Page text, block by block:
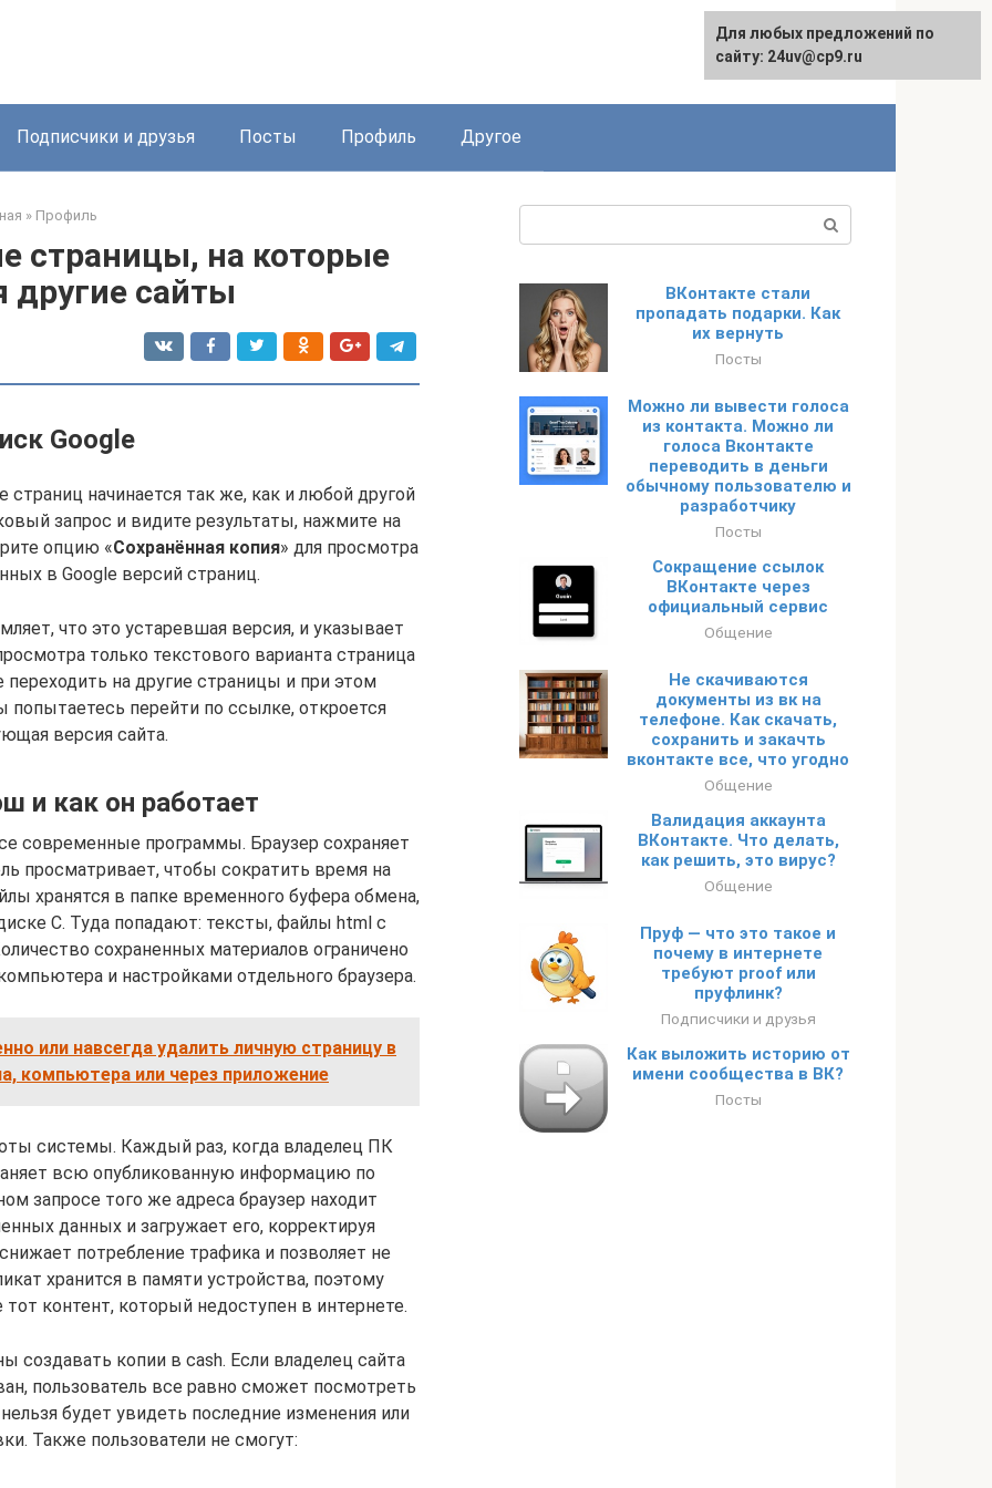
Подписчики и друзья Посты Профиль Другое
» Профиль
страницы, на которые
другие сайты
Google
начинается так же, как и любой другой
запрос и видите результаты, нажмите на
опцию «Сохранённая копия» для просмотра
в Google версий страниц.
что это устаревшая версия, и указывает
только текстового варианта страница
на другие страницы и при этом
перейти по ссылке, откроется
версия сайта.
и как он работает
современные программы. Браузер сохраняет
просматривает, чтобы сократить время на
хранятся в папке временного буфера обмена,
C. Туда попадают: тексты, файлы html с
сохраненных материалов ограничено
и настройками отдельного браузера.
или навсегда удалить личную страницу в
компьютера или через приложение
системы. Каждый раз, когда владелец ПК
всю опубликованную информацию по
запросе того же адреса браузер находит
данных и загружает его, корректируя
потребление трафика и позволяет не
хранится в памяти устройства, поэтому
контент, который недоступен в интернете.
копии в cash. Если владелец сайта
пользователь все равно сможет посмотреть
будет увидеть последние изменения или
Также пользователи не смогут:
ВКонтакте стали
пропадать подарки. Как
их вернуть
Посты
Можно ли вывести голоса
из контакта. Можно ли
голоса Вконтакте
переводить в деньги
обычному пользователю и
разработчику
Посты
Сокращение ссылок
ВКонтакте через
официальный сервис
Общение
Не скачиваются
документы из вк на
телефоне. Как скачать,
сохранить и закачть
вконтакте все, что угодно
Общение
Валидация аккаунта
ВКонтакте. Что делать,
как решить, это вирус?
Общение
Пруф — что это такое и
почему в интернете
требуют proof или
пруфлинк?
Подписчики и друзья
Как выложить историю от
имени сообщества в ВК?
Посты
Для любых предложений по
сайту: 24uv@cp9.ru